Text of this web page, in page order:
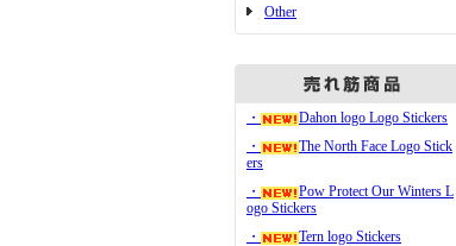
Other
・
Dahon logo Logo Stickers
・
The North Face Logo Stick
ers
・
Pow Protect Our Winters L
ogo Stickers
・
Tern logo Stickers